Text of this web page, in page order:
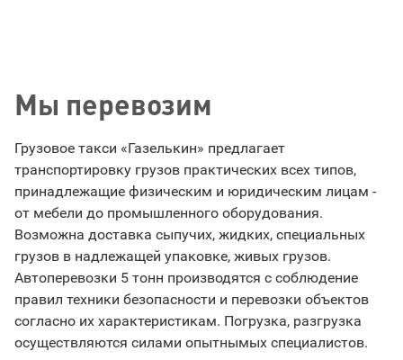
Мы перевозим
Грузовое такси «Газелькин» предлагает
транспортировку грузов практических всех типов,
принадлежащие физическим и юридическим лицам -
от мебели до промышленного оборудования.
Возможна доставка сыпучих, жидких, специальных
грузов в надлежащей упаковке, живых грузов.
Автоперевозки 5 тонн производятся с соблюдение
правил техники безопасности и перевозки объектов
согласно их характеристикам. Погрузка, разгрузка
осуществляются силами опытнымых специалистов.